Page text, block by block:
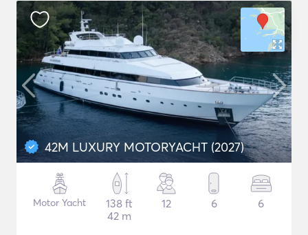
42M LUXURY MOTORYACHT (2027)
Motor Yacht
138 ft
42 m
12 6 6